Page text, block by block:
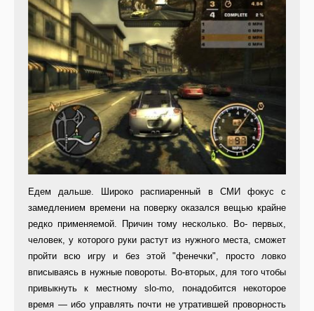
Едем дальше. Широко распиаренный в СМИ фокус с
замедлением времени на поверку оказался вещью крайне
редко применяемой. Причин тому несколько. Во- первых,
человек, у которого руки растут из нужного места, сможет
пройти всю игру и без этой "фенечки", просто ловко
вписываясь в нужные повороты. Во-вторых, для того чтобы
привыкнуть к местному slo-mo, понадобится некоторое
время — ибо управлять почти не утратившей проворность